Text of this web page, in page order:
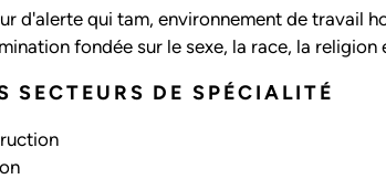
d'alerte qui tam, environnement de travail
fondée sur le sexe, la race, la religion
SECTEURS DE SPÉCIALITÉ